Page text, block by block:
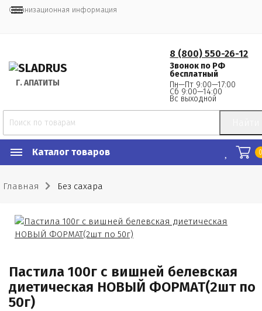
Организационная информация
Г. АПАТИТЫ
8 (800) 550-26-12
Звонок по РФ
бесплатный
Пн—Пт 9:00—17:00
Сб 9:00—14:00
Вс выходной
Каталог товаров
Главная Без сахара
Пастила 100г с вишней белевская
диетическая НОВЫЙ ФОРМАТ(2шт по
50г)